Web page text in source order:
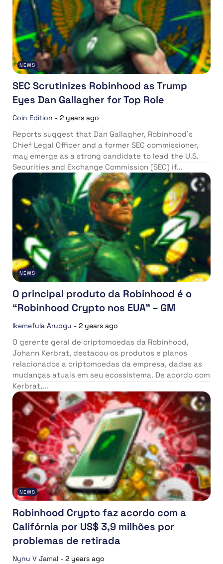
NEWS
SEC Scrutinizes Robinhood as Trump
Eyes Dan Gallagher for Top Role
Coin Edition - 2 years ago
Reports suggest that Dan Gallagher, Robinhood’s
Chief Legal Officer and a former SEC commissioner,
may emerge as a strong candidate to lead the U.S.
Securities and Exchange Commission (SEC) if...
NEWS
O principal produto da Robinhood é o
“Robinhood Crypto nos EUA” – GM
Ikemefula Aruogu - 2 years ago
O gerente geral de criptomoedas da Robinhood,
Johann Kerbrat, destacou os produtos e planos
relacionados a criptomoedas da empresa, dadas as
mudanças atuais em seu ecossistema. De acordo com
Kerbrat,...
NEWS
Robinhood Crypto faz acordo com a
Califórnia por US$ 3,9 milhões por
problemas de retirada
Nynu V Jamal - 2 years ago